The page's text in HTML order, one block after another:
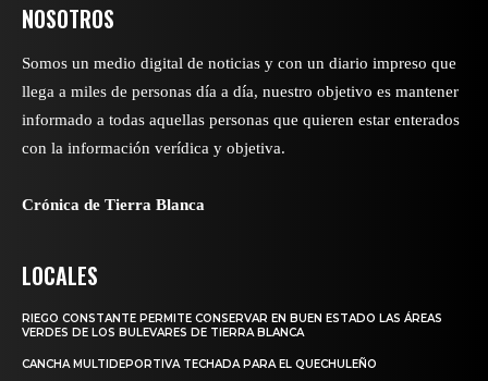
NOSOTROS
Somos un medio digital de noticias y con un diario impreso que
llega a miles de personas día a día, nuestro objetivo es mantener
informado a todas aquellas personas que quieren estar enterados
con la información verídica y objetiva.
Crónica de Tierra Blanca
LOCALES
RIEGO CONSTANTE PERMITE CONSERVAR EN BUEN ESTADO LAS ÁREAS
VERDES DE LOS BULEVARES DE TIERRA BLANCA
CANCHA MULTIDEPORTIVA TECHADA PARA EL QUECHULEÑO